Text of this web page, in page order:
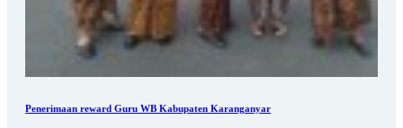
Penerimaan reward Guru WB Kabupaten Karanganyar